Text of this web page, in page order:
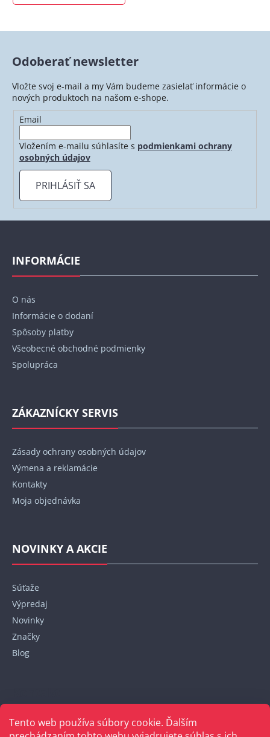
Tento web používa súbory cookie. Ďalším
Odoberať newsletter
Vložte svoj e-mail a my Vám budeme zasielať informácie o
nových produktoch na našom e-shope.
Email
Vložením e-mailu súhlasíte s podmienkami ochrany
osobných údajov
PRIHLÁSIŤ SA
Z
INFORMÁCIE
O nás
Informácie o dodaní
Spôsoby platby
Všeobecné obchodné podmienky
Spolupráca
ZÁKAZNÍCKY SERVIS
Zásady ochrany osobných údajov
Výmena a reklamácie
Kontakty
Moja objednávka
NOVINKY A AKCIE
Súťaže
Výpredaj
Novinky
Značky
Blog
+421 948 152 820